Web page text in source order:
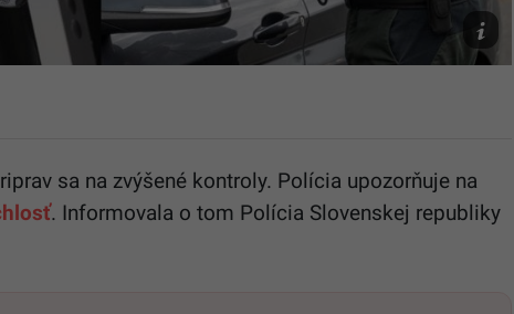
TASR/
sa na zvýšené kontroly. Polícia upozorňuje na
. Informovala o tom Polícia Slovenskej republiky